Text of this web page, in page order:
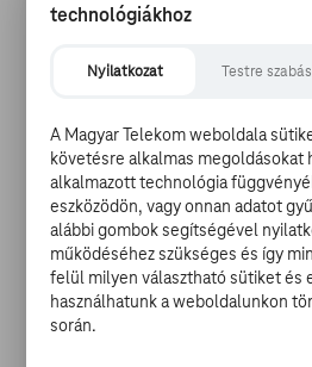
Andy Samberg komikus, a
egy bűnös élvezetnek is
körbejárta a „Wahlberg
egy baromfiudvar lakóit
technológiákhoz
Nyilatkozat Testre szabás
A Magyar Telekom weboldala
követésre alkalmas megoldásokat
alkalmazott technológia
eszközödön, vagy onnan adatot
alábbi gombok segítségével
működéséhez szükséges és így
felül milyen választható sütiket és
használhatunk a weboldalunkon
során.